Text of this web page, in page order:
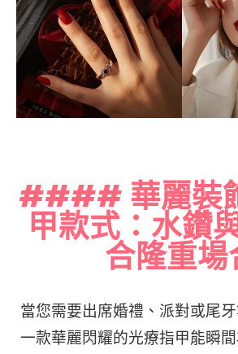
#### 華麗裝
甲款式：水鑽
合隆重場
當您需要出席婚禮、派對或尾牙
一款華麗閃耀的光療指甲能瞬